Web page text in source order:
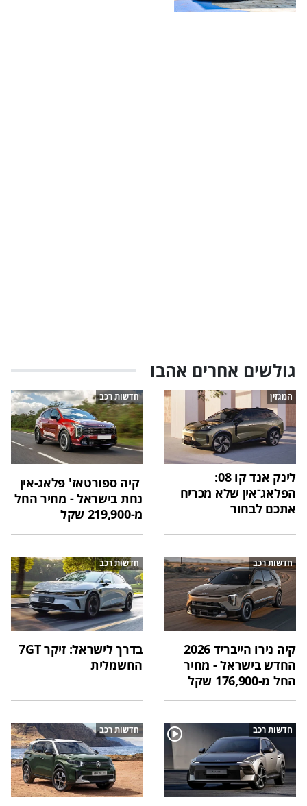
גולשים אחרים אהבו
המגזין
לינק אנד קו 08:
הפלאג־אין שלא מכריח
אתכם לבחור
חדשות רכב
קיה ספורטאז' פלאג-אין
נחת בישראל - מחיר החל
מ-219,900 שקל
חדשות רכב
קיה נירו הייבריד 2026
החדש בישראל - מחיר
החל מ-176,900 שקל
חדשות רכב
בדרך לישראל: זיקר 7GT
החשמלית
חדשות רכב חדשות רכב